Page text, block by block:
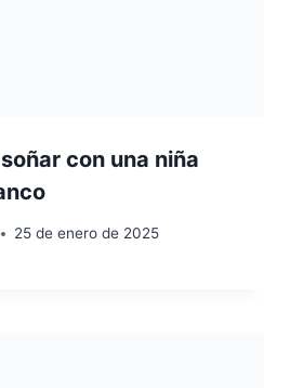
con una niña
25 de enero de 2025